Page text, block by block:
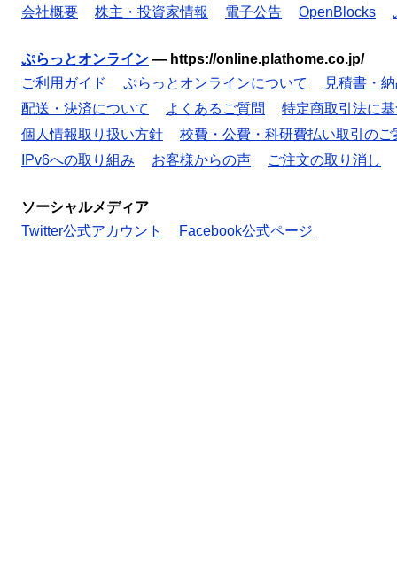
会社概要 株主・投資家情報 電子公告 OpenBlocks
ぷらっとオンライン — https://online.plathome.co.jp/
ご利用ガイド
ぷらっとオンラインについて
見積書・
配送・決済について
よくあるご質問
特定商取引法に
個人情報取り扱い方針
校費・公費・科研費払い取引のご
IPv6への取り組み
お客様からの声 ご注文の取り消し
ソーシャルメディア
Twitter公式アカウント
Facebook公式ページ